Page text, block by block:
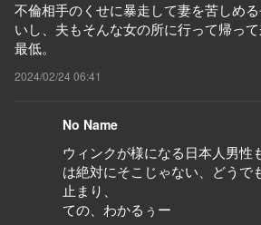
不倫相手のくせに暴走して妻を苦しめ
いし、夫もそんな女の所に行って帰っ
最低。
2024/02/24 06:41
No Name
ウィンクが様になる日本人男性
は絶対にそこじゃない、どうで
止まり、
ての、わかるぅー